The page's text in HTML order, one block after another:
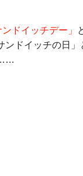
ンドイッチデー」
ンドイッチの日
……